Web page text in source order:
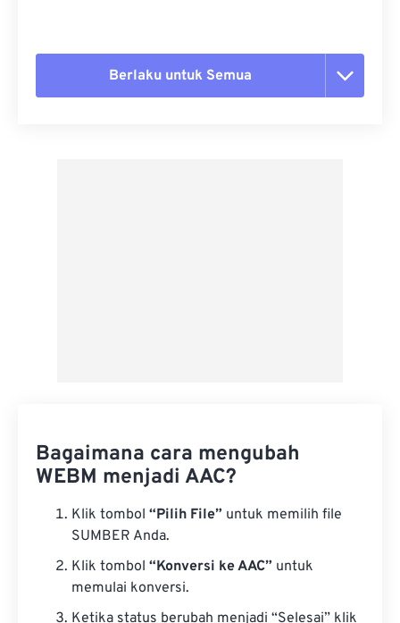
Berlaku untuk Semua
Bagaimana cara mengubah
WEBM menjadi AAC?
Klik tombol “Pilih File” untuk memilih file
SUMBER Anda.
Klik tombol “Konversi ke AAC” untuk
memulai konversi.
Ketika status berubah menjadi “Selesai” klik